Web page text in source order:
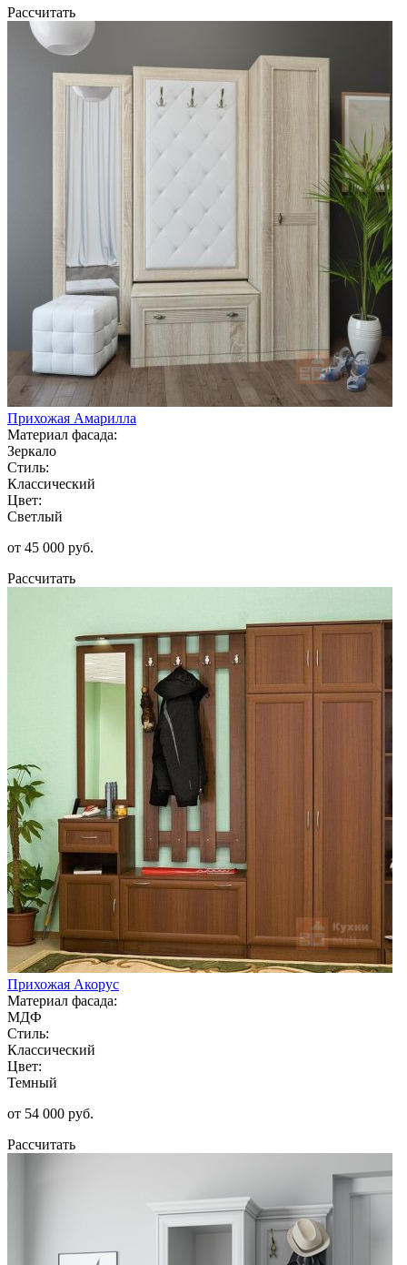
Рассчитать
Прихожая Амарилла
Материал фасада:
Зеркало
Стиль:
Классический
Цвет:
Светлый
от 45 000 руб.
Рассчитать
Прихожая Акорус
Материал фасада:
МДФ
Стиль:
Классический
Цвет:
Темный
от 54 000 руб.
Рассчитать